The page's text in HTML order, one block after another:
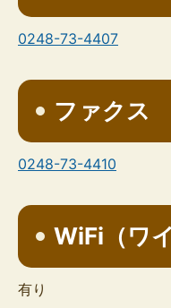
0248-73-4407
ファクス
0248-73-4410
WiFi（ワ
有り